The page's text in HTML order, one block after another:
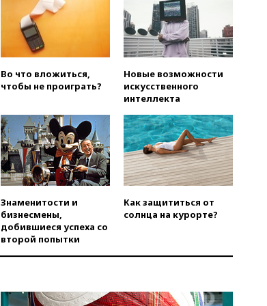
после взрыва ничего не
угрожает
вчера, 20:08По всей Грузии
снова отключилось
электричество
вчера, 20:00Зеленский связал
дефицит ракет с попыткой
Запада принудить Киев к
уступкам
вчера, 19:45Памфилова: ЦИК
примет беспрецедентные
меры безопасности во время
выборов
вчера, 19:35 Памфилова
сообщила об омоложении
партийных списков на выборах
номер «Единой России» в
бюллетене
Во что вложиться,
чтобы не проиграть?
Новые возможности
искусственного
интеллекта
Знаменитости и
бизнесмены,
добившиеся успеха со
второй попытки
Как защититься от
солнца на курорте?